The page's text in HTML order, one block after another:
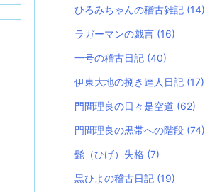
ひろみちゃんの稽古雑記 (14)
ラガーマンの戯言 (16)
一号の稽古日記 (40)
伊東大地の捌き達人日記 (17)
門間理良の日々是空道 (62)
門間理良の黒帯への階段 (74)
髭（ひげ）失格 (7)
黒ひよの稽古日記 (19)